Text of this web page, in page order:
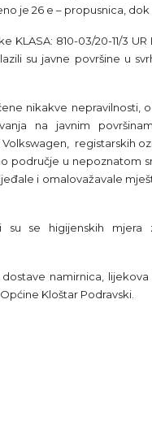
je 26 e – propusnica, dok
810-03/20-11/3 UR
su javne površine u
nikakve nepravilnosti,
na javnim
Volkswagen, registarskih
područje u nepoznatom
i omalovažavale
se higijenskih mjera
namirnica,
Kloštar Podravski.